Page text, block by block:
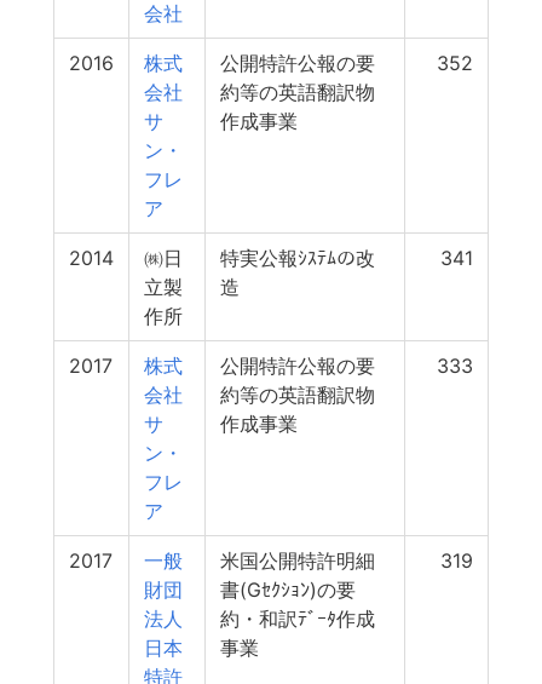
会社
2016
株式
会社
サ
ン・
フレ
ア
公開特許公報の要
約等の英語翻訳物
作成事業
352
2014
㈱日
立製
作所
特実公報ｼｽﾃﾑの改
造
341
2017
株式
会社
サ
ン・
フレ
ア
公開特許公報の要
約等の英語翻訳物
作成事業
333
2017
一般
財団
法人
日本
特許
米国公開特許明細
書(Gｾｸｼｮﾝ)の要
約・和訳ﾃﾞｰﾀ作成
事業
319